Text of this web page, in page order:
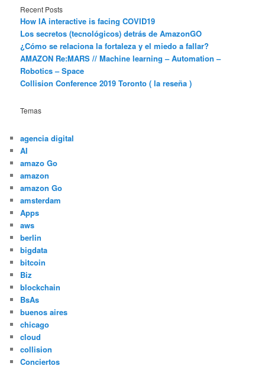
Recent Posts
How IA interactive is facing COVID19
Los secretos (tecnológicos) detrás de AmazonGO
¿Cómo se relaciona la fortaleza y el miedo a fallar?
AMAZON Re:MARS // Machine learning – Automation –
Robotics – Space
Collision Conference 2019 Toronto ( la reseña )
Temas
agencia digital
AI
amazo Go
amazon
amazon Go
amsterdam
Apps
aws
berlin
bigdata
bitcoin
Biz
blockchain
BsAs
buenos aires
chicago
cloud
collision
Conciertos